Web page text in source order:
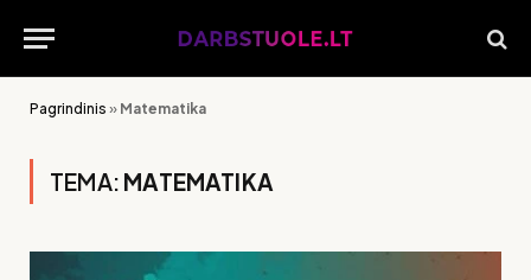
Pagrindinis » Matematika
TEMA: MATEMATIKA